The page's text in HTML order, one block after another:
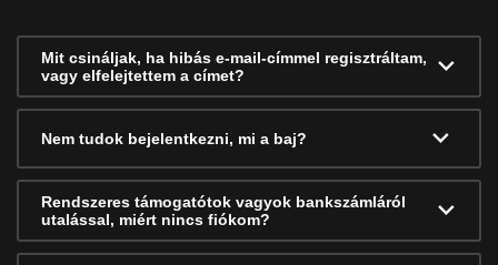
Mit csináljak, ha hibás e-mail-címmel regisztráltam,
vagy elfelejtettem a címet?
Nem tudok bejelentkezni, mi a baj?
Rendszeres támogatótok vagyok bankszámláról
utalással, miért nincs fiókom?